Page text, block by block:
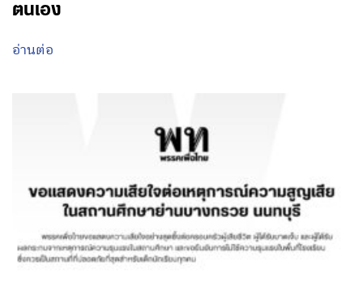
ตนเอง
อ่านต่อ